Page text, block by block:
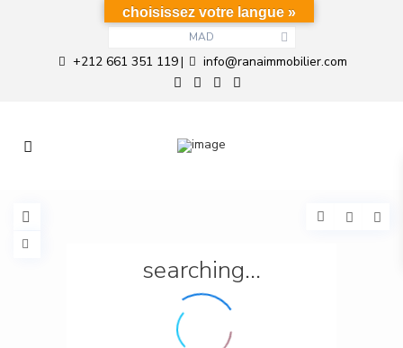
MAD
+212 661 351 119| info@ranaimmobilier.com
searching...
choisissez votre langue »